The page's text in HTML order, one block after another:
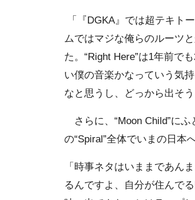
「『DGKA』では超テキト
ムではマジな俺らのルーツ
た。“Right Here”は1年前で
い僕の音楽かなっていう気
なと思うし、どっから出そ
さらに、“Moon Child”に
の“Spiral”全体でいまの日本
「時事ネタはいままであん
るんですよ、自分が住んで